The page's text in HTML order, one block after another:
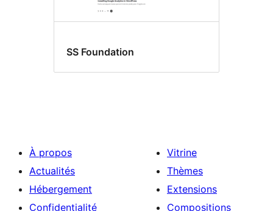
SS Foundation
À propos
Actualités
Hébergement
Confidentialité
Vitrine
Thèmes
Extensions
Compositions